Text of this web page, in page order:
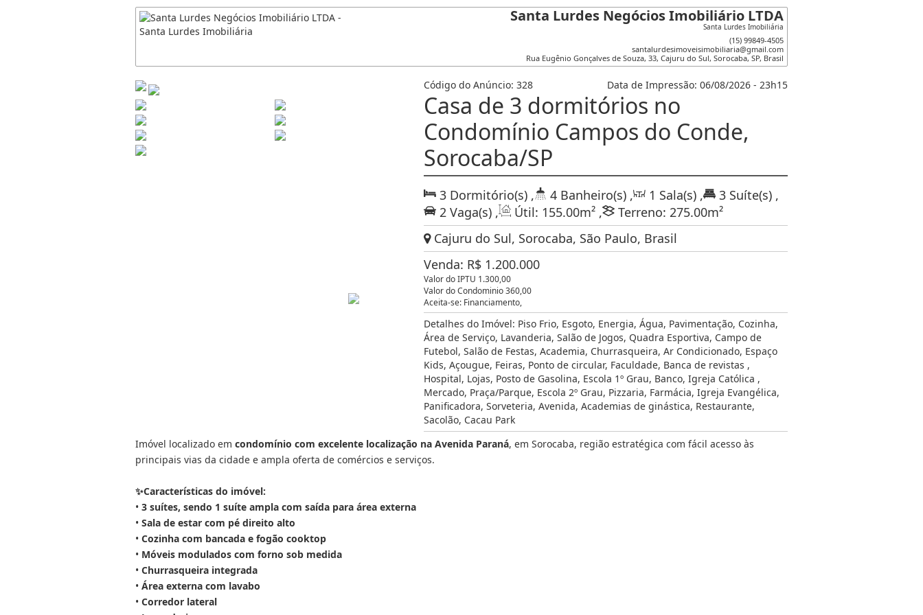
Santa Lurdes Negócios Imobiliário LTDA
Santa Lurdes Imobiliária
(15) 99849-4505
santalurdesimoveisimobiliaria@gmail.com
Rua Eugênio Gonçalves de Souza, 33, Cajuru do Sul, Sorocaba, SP, Brasil
Código do Anúncio: 328 Data de Impressão: 06/08/2026 - 23h15
Casa de 3 dormitórios no
Condomínio Campos do Conde,
Sorocaba/SP
3 Dormitório(s) , 4 Banheiro(s) , 1 Sala(s) , 3 Suíte(s) ,
2 Vaga(s) , Útil: 155.00m² , Terreno: 275.00m²
Cajuru do Sul, Sorocaba, São Paulo, Brasil
Venda: R$ 1.200.000
Valor do IPTU 1.300,00
Valor do Condominio 360,00
Aceita-se: Financiamento,
Detalhes do Imóvel: Piso Frio, Esgoto, Energia, Água, Pavimentação, Cozinha,
Área de Serviço, Lavanderia, Salão de Jogos, Quadra Esportiva, Campo de
Futebol, Salão de Festas, Academia, Churrasqueira, Ar Condicionado, Espaço
Kids, Açougue, Feiras, Ponto de circular, Faculdade, Banca de revistas ,
Hospital, Lojas, Posto de Gasolina, Escola 1º Grau, Banco, Igreja Católica ,
Mercado, Praça/Parque, Escola 2º Grau, Pizzaria, Farmácia, Igreja Evangélica,
Panificadora, Sorveteria, Avenida, Academias de ginástica, Restaurante,
Sacolão, Cacau Park
Imóvel localizado em condomínio com excelente localização na Avenida Paraná, em Sorocaba, região estratégica com fácil acesso às
principais vias da cidade e ampla oferta de comércios e serviços.
✨Características do imóvel:
• 3 suítes, sendo 1 suíte ampla com saída para área externa
• Sala de estar com pé direito alto
• Cozinha com bancada e fogão cooktop
• Móveis modulados com forno sob medida
• Churrasqueira integrada
• Área externa com lavabo
• Corredor lateral